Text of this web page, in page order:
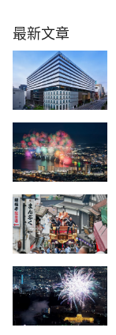
最新文章